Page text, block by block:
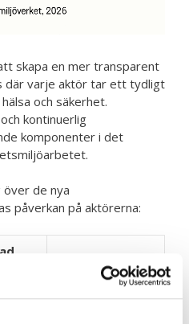
skapa en mer transparent
där varje aktör tar ett tydligt
och säkerhet.
kontinuerlig
komponenter i det
över de nya
påverkan på aktörerna:
Noggrann analys